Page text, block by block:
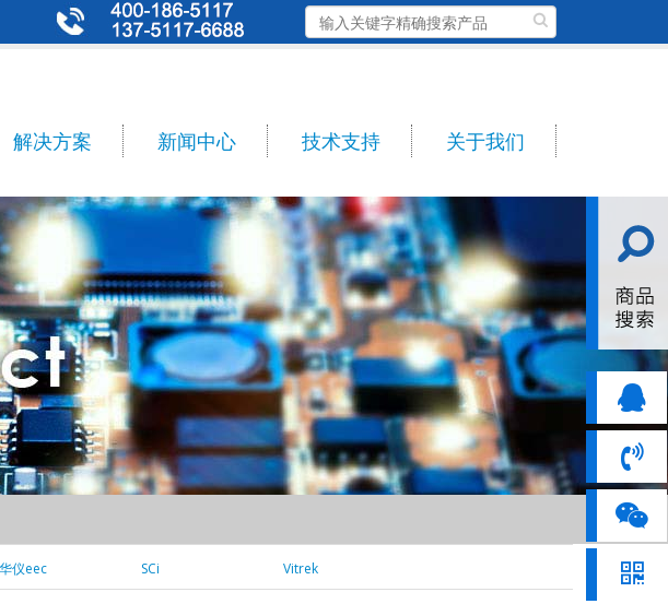
解决方案 新闻中心 技术支持 关于我们
华仪eec SCi Vitrek